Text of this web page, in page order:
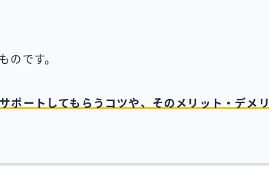
のです。
ポートしてもらうコツや、そのメリット・デメリ